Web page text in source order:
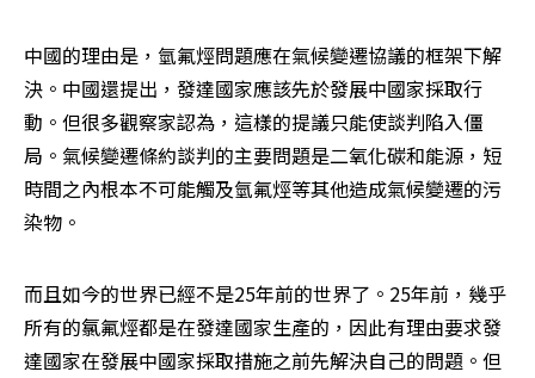
中國的理由是，氫氟烴問題應在氣候變遷協議的框架下解
決。中國還提出，發達國家應該先於發展中國家採取行
動。但很多觀察家認為，這樣的提議只能使談判陷入僵
局。氣候變遷條約談判的主要問題是二氧化碳和能源，短
時間之內根本不可能觸及氫氟烴等其他造成氣候變遷的污
染物。
而且如今的世界已經不是25年前的世界了。25年前，幾乎
所有的氯氟烴都是在發達國家生產的，因此有理由要求發
達國家在發展中國家採取措施之前先解決自己的問題。但